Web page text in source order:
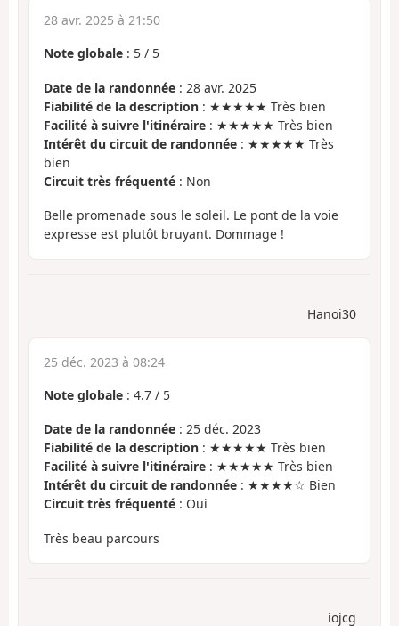
28 avr. 2025 à 21:50
Note globale : 5 / 5
Date de la randonnée : 28 avr. 2025
Fiabilité de la description : ★★★★★ Très bien
Facilité à suivre l'itinéraire : ★★★★★ Très bien
Intérêt du circuit de randonnée : ★★★★★ Très
bien
Circuit très fréquenté : Non
Belle promenade sous le soleil. Le pont de la voie
expresse est plutôt bruyant. Dommage !
Hanoi30
25 déc. 2023 à 08:24
Note globale : 4.7 / 5
Date de la randonnée : 25 déc. 2023
Fiabilité de la description : ★★★★★ Très bien
Facilité à suivre l'itinéraire : ★★★★★ Très bien
Intérêt du circuit de randonnée : ★★★★☆ Bien
Circuit très fréquenté : Oui
Très beau parcours
iojcg